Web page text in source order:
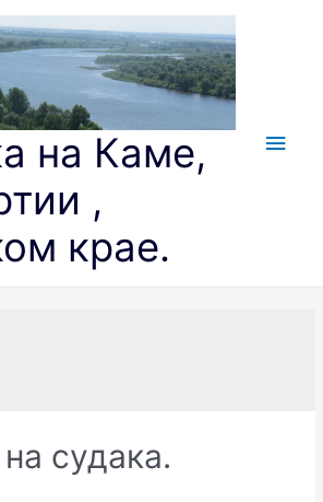
на Каме,
,
крае.
судака.